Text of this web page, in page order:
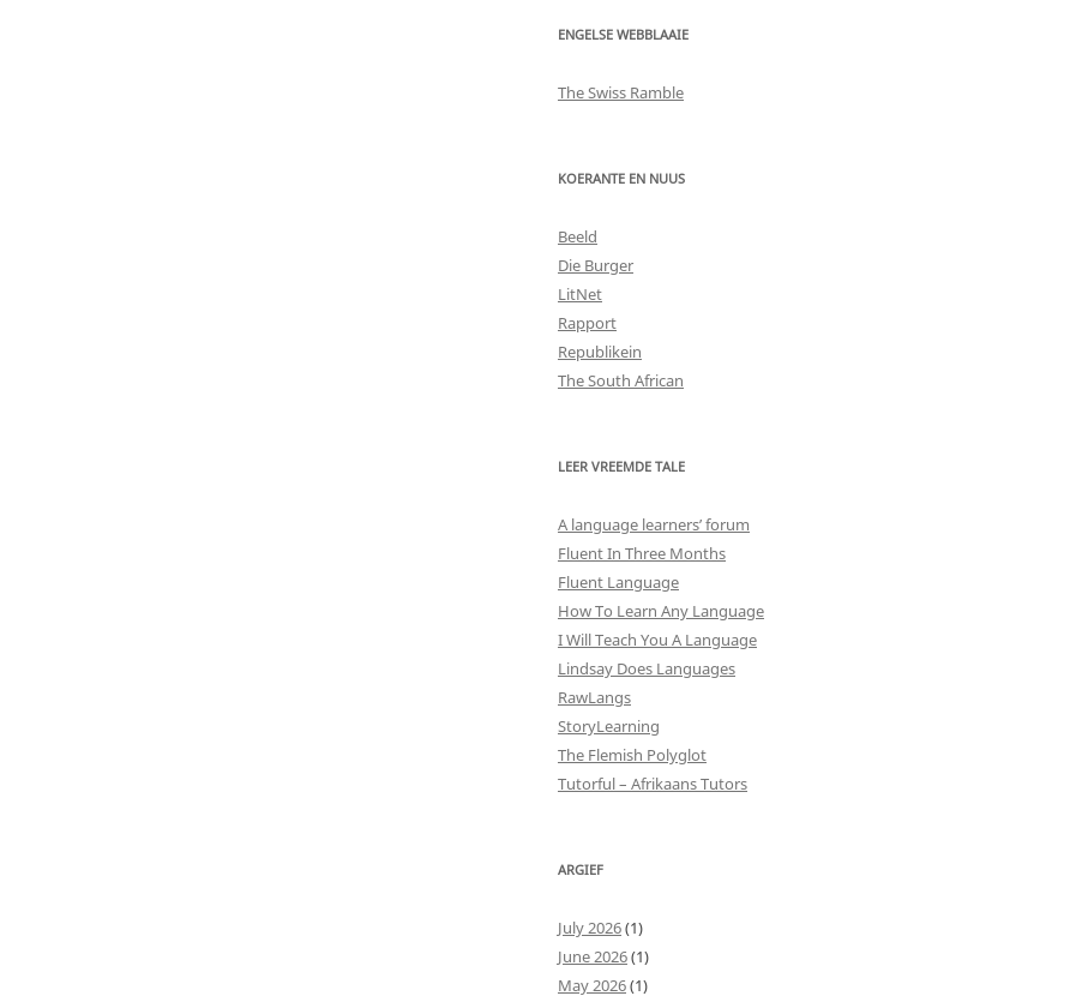
ENGELSE WEBBLAAIE
The Swiss Ramble
KOERANTE EN NUUS
Beeld
Die Burger
LitNet
Rapport
Republikein
The South African
LEER VREEMDE TALE
A language learners’ forum
Fluent In Three Months
Fluent Language
How To Learn Any Language
I Will Teach You A Language
Lindsay Does Languages
RawLangs
StoryLearning
The Flemish Polyglot
Tutorful – Afrikaans Tutors
ARGIEF
July 2026(1)
June 2026(1)
May 2026(1)